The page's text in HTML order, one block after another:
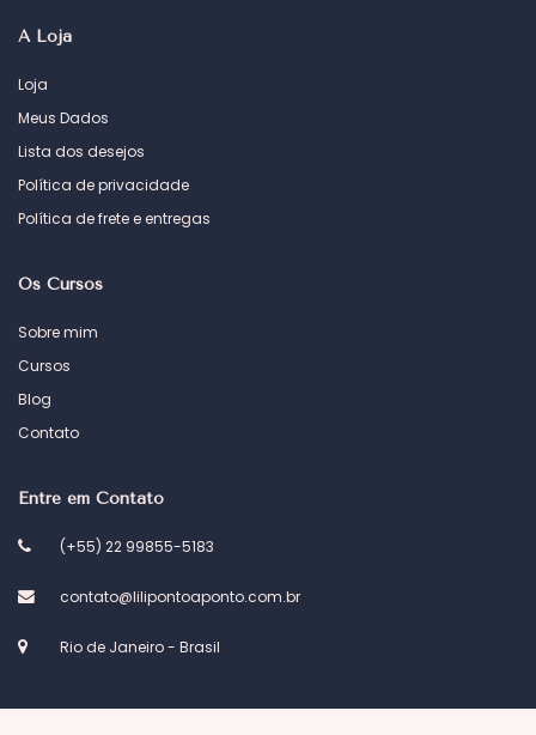
A Loja
Loja
Meus Dados
Lista dos desejos
Política de privacidade
Política de frete e entregas
Os Cursos
Sobre mim
Cursos
Blog
Contato
Entre em Contato
(+55) 22 99855-5183
contato@lilipontoaponto.com.br
Rio de Janeiro - Brasil